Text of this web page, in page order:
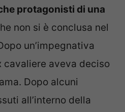
protagonisti di una
non si è conclusa nel
un’impegnativa
cavaliere aveva deciso
Dopo alcuni
all’interno della